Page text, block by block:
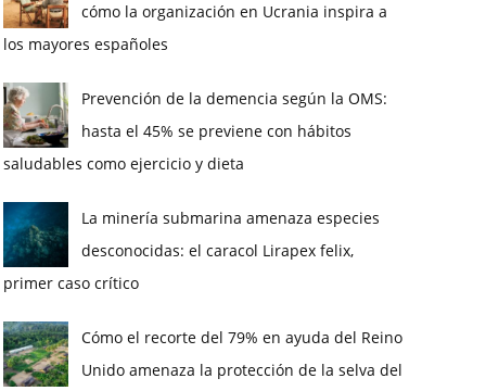
cómo la organización en Ucrania inspira a
los mayores españoles
Prevención de la demencia según la OMS:
hasta el 45% se previene con hábitos
saludables como ejercicio y dieta
La minería submarina amenaza especies
desconocidas: el caracol Lirapex felix,
primer caso crítico
Cómo el recorte del 79% en ayuda del Reino
Unido amenaza la protección de la selva del